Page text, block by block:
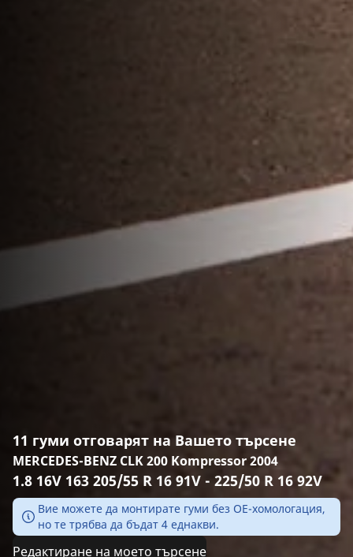
11 гуми отговарят на Вашето търсене
MERCEDES-BENZ CLK 200 Kompressor 2004
1.8 16V 163 205/55 R 16 91V - 225/50 R 16 92V
Вие можете да монтирате гуми без ОЕ-хомологация,
но те трябва да бъдат 4 еднакви.
Редактиране на моето търсене